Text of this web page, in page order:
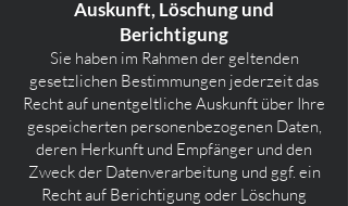
Auskunft, Löschung und
Berichtigung
Sie haben im Rahmen der geltenden
gesetzlichen Bestimmungen jederzeit das
Recht auf unentgeltliche Auskunft über Ihre
gespeicherten personenbezogenen Daten,
deren Herkunft und Empfänger und den
Zweck der Datenverarbeitung und ggf. ein
Recht auf Berichtigung oder Löschung